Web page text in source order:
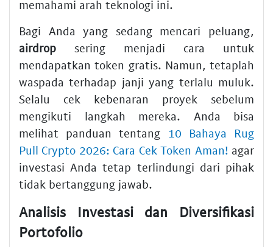
memahami arah teknologi ini.
Bagi Anda yang sedang mencari peluang,
airdrop sering menjadi cara untuk
mendapatkan token gratis. Namun, tetaplah
waspada terhadap janji yang terlalu muluk.
Selalu cek kebenaran proyek sebelum
mengikuti langkah mereka. Anda bisa
melihat panduan tentang 10 Bahaya Rug
Pull Crypto 2026: Cara Cek Token Aman! agar
investasi Anda tetap terlindungi dari pihak
tidak bertanggung jawab.
Analisis Investasi dan Diversifikasi
Portofolio